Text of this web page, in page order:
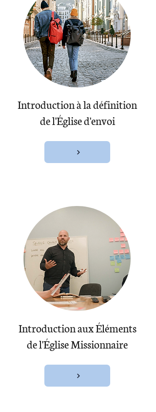
Introduction à la définition
de l'Église d'envoi
Introduction aux Éléments
de l'Église Missionnaire